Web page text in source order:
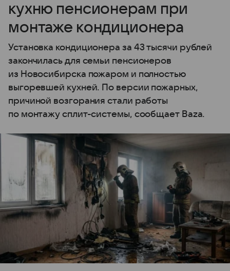
кухню пенсионерам при
монтаже кондиционера
Установка кондиционера за 43 тысячи рублей
закончилась для семьи пенсионеров
из Новосибирска пожаром и полностью
выгоревшей кухней. По версии пожарных,
причиной возгорания стали работы
по монтажу сплит-системы, сообщает Baza.